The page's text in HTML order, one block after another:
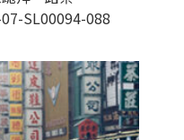
SL00094-088